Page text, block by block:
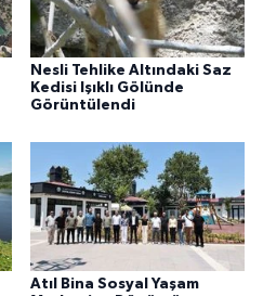
Nesli Tehlike Altındaki Saz
Kedisi Işıklı Gölünde
Görüntülendi
Atıl Bina Sosyal Yaşam